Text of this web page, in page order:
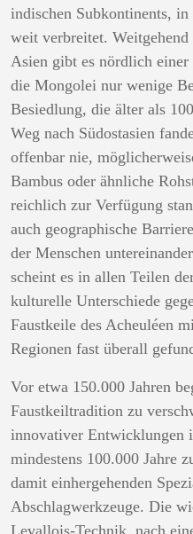
indischen Subkontinents,
weit verbreitet.
Asien gibt es nördlich
die Mongolei nur wenige
Besiedlung, die älter als
Weg nach Südostasien
offenbar nie,
Bambus oder ähnliche
reichlich zur Verfügung
auch geographische
der Menschen
scheint es in allen Teilen
kulturelle Unterschiede
Faustkeile des Acheuléen
Regionen fast überall
Vor etwa 150.000 Jahren
Faustkeiltradition zu
innovativer Entwicklungen
mindestens 100.000 Jahre
damit einhergehenden
Abschlagwerkzeuge. Die